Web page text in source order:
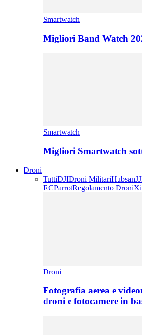
Smartwatch
Migliori Band Watch
Smartwatch
Migliori Smartwatch
Droni
TuttiDJIDroni MilitariHubsan
RCParrotRegolamento Droni
Droni
Fotografia aerea e
droni e fotocamere in